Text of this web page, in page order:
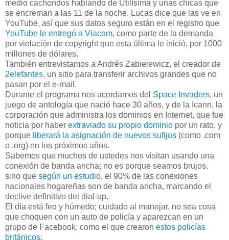
medio cachondos hablando de Utilísima y unas chicas que
se encreman a las 11 de la noche. Lucas dice que las ve en
YouTube, así que sus datos seguro están en el registro que
YouTube le entregó a Viacom, como parte de la demanda
por violación de copyright que esta última le inició, por 1000
millones de dólares.
También entrevistamos a Andrés Zabielewicz, el creador de
2elefantes, un sitio para transferir archivos grandes que no
pasan por el e-mail.
Durante el programa nos acordamos del Space Invaders, un
juego de antología que nació hace 30 años, y de la Icann, la
corporación que administra los dominios en Internet, que fue
noticia por haber extraviado su propio dominio por un rato, y
porque liberará la asignación de nuevos sufijos (como .com
o .org) en los próximos años.
Sabemos que muchos de ustedes nos visitan usando una
conexión de banda ancha; no es porque seamos brujos,
sino que según un estudio, el 90% de las conexiones
nacionales hogareñas son de banda ancha, marcando el
declive definitivo del dial-up.
El día está feo y húmedo; cuidado al manejar, no sea cosa
que choquen con un auto de policía y aparezcan en un
grupo de Facebook, como el que crearon estos policías
británicos.